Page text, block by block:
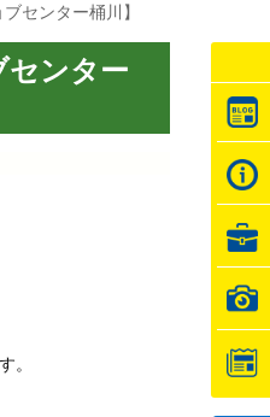
センター桶川】
ンター
。